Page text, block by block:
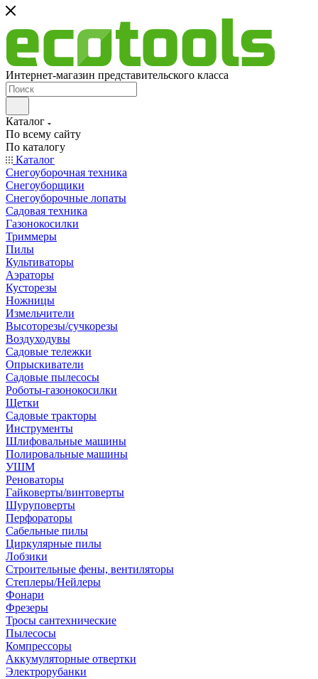
Интернет-магазин представительского класса
Каталог
По всему сайту
По каталогу
Каталог
Снегоуборочная техника
Снегоуборщики
Снегоуборочные лопаты
Садовая техника
Газонокосилки
Триммеры
Пилы
Культиваторы
Аэраторы
Кусторезы
Ножницы
Измельчители
Высоторезы/сучкорезы
Воздуходувы
Садовые тележки
Опрыскиватели
Садовые пылесосы
Роботы-газонокосилки
Щетки
Садовые тракторы
Инструменты
Шлифовальные машины
Полировальные машины
УШМ
Реноваторы
Гайковерты/винтоверты
Шуруповерты
Перфораторы
Сабельные пилы
Циркулярные пилы
Лобзики
Строительные фены, вентиляторы
Степлеры/Нейлеры
Фонари
Фрезеры
Тросы сантехнические
Пылесосы
Компрессоры
Аккумуляторные отвертки
Электрорубанки